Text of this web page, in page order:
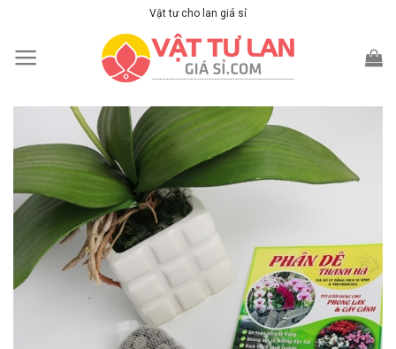
content
Vật tư cho lan giá sỉ